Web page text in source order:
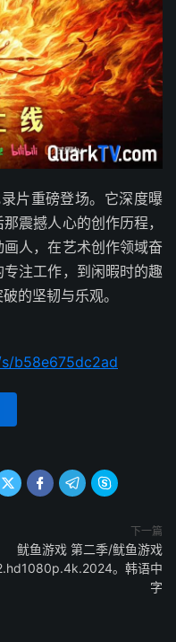
片重磅登场。它深度曝
震撼人心的创作历程，
人，在艺术创作领域奋
注工作，到闲暇时的趣
的坚韧与乐观。
b58e675dc2ad
   
下一篇
鱿鱼游戏 第二季/鱿鱼游戏
。韩语中
字